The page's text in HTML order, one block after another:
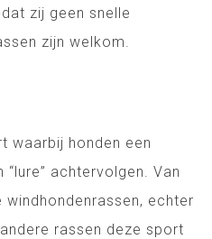
zij geen snelle
zijn welkom.
waarbij honden een
achtervolgen. Van
echter
rassen deze sport